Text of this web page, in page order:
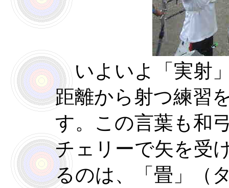
いよいよ「実射
距離から射つ練習
す。この言葉も和
チェリーで矢を受
るのは、「畳」（